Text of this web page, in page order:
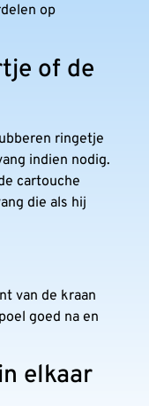
op
of de
ringetje
indien nodig.
cartouche
die als hij
van de kraan
goed na en
elkaar